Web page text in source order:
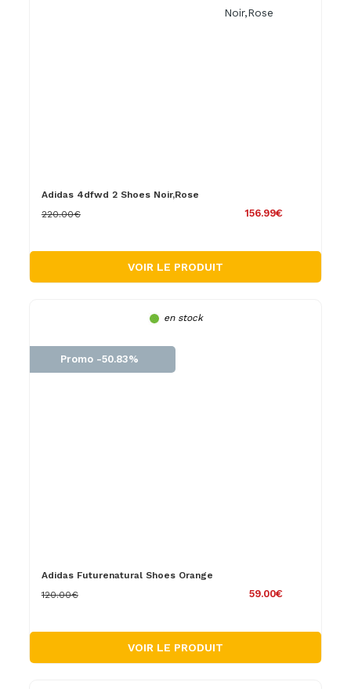
Adidas 4dfwd 2 Shoes Noir,Rose
156.99€
220.00€
VOIR LE PRODUIT
en stock
Promo -50.83%
Adidas Futurenatural Shoes Orange
59.00€
120.00€
VOIR LE PRODUIT